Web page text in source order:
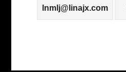
lnmlj@linajx.com